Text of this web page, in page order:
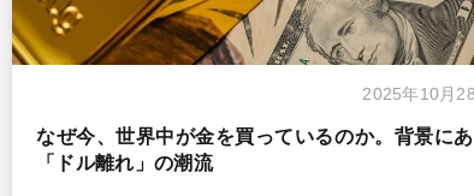
2025年10月
なぜ今、世界中が金を買っているのか。背景に
「ドル離れ」の潮流